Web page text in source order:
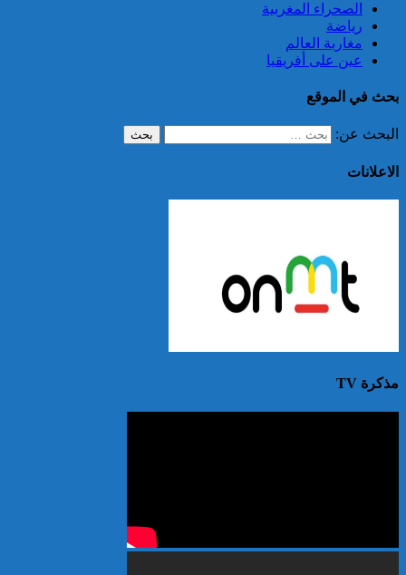
الصحراء المغربية
رياضة
مغاربة العالم
عين على أفريقيا
بحث في الموقع
البحث عن:
الاعلانات
مذكرة TV